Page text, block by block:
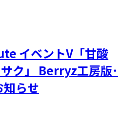
イベントV「甘酸
ク」 Berryz工房版･
らせ